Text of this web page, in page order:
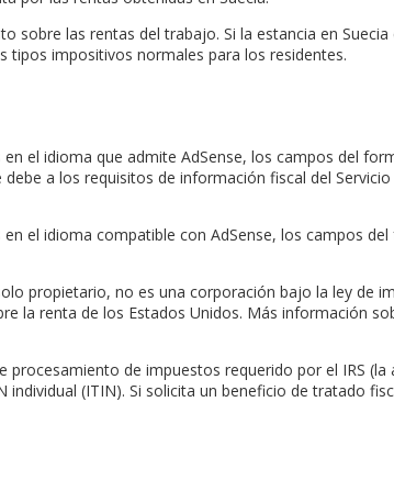
sobre las rentas del trabajo. Si la estancia en
tipos impositivos normales para los residentes.
el idioma que admite AdSense, los campos del
a los requisitos de información fiscal del
el idioma compatible con AdSense, los campos
propietario, no es una corporación bajo la ley de
la renta de los Estados Unidos. Más información
de impuestos requerido por el IRS
individual (ITIN). Si solicita un beneficio de tratado